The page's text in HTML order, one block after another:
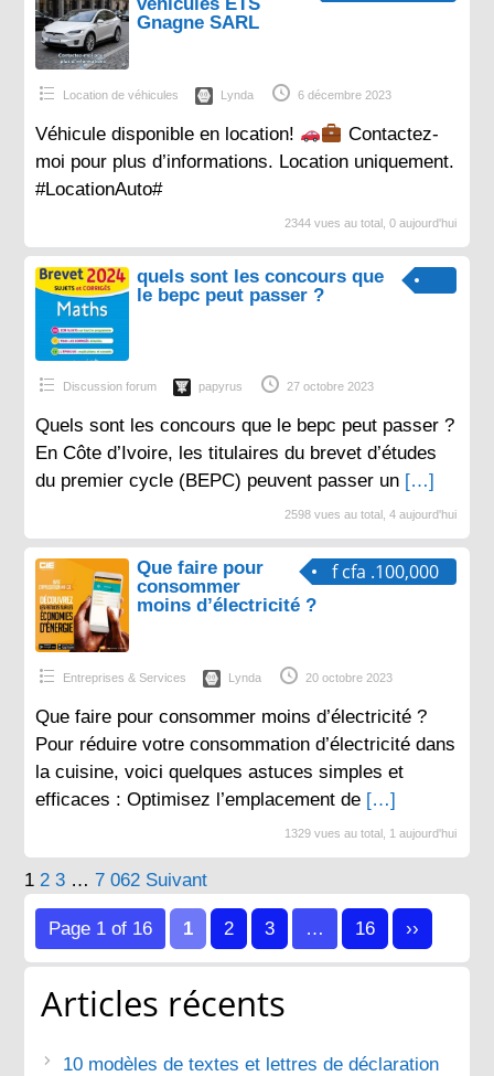
Gnagne SARL
Location de véhicules Lynda 6 décembre 2023
Véhicule disponible en location!
Contactez-
moi pour plus d’informations. Location uniquement.
#LocationAuto#
2344 vues au total, 0 aujourd'hui
quels sont les concours que
le bepc peut passer ?
Discussion forum papyrus 27 octobre 2023
Quels sont les concours que le bepc peut passer ?
En Côte d’Ivoire, les titulaires du brevet d’études
du premier cycle (BEPC) peuvent passer un […]
2598 vues au total, 4 aujourd'hui
f cfa .100,000
Que faire pour
consommer
moins d’électricité ?
Entreprises & Services Lynda 20 octobre 2023
Que faire pour consommer moins d’électricité ?
Pour réduire votre consommation d’électricité dans
la cuisine, voici quelques astuces simples et
efficaces : Optimisez l’emplacement de […]
1329 vues au total, 1 aujourd'hui
Pagination
des
publications
1 2 3 … 7 062 Suivant
Page 1 of 16 1 2 3 … 16 ››
Articles récents
10 modèles de textes et lettres de déclaration